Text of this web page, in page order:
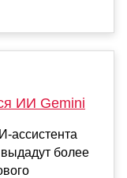
ИИ Gemini
ассистента
более